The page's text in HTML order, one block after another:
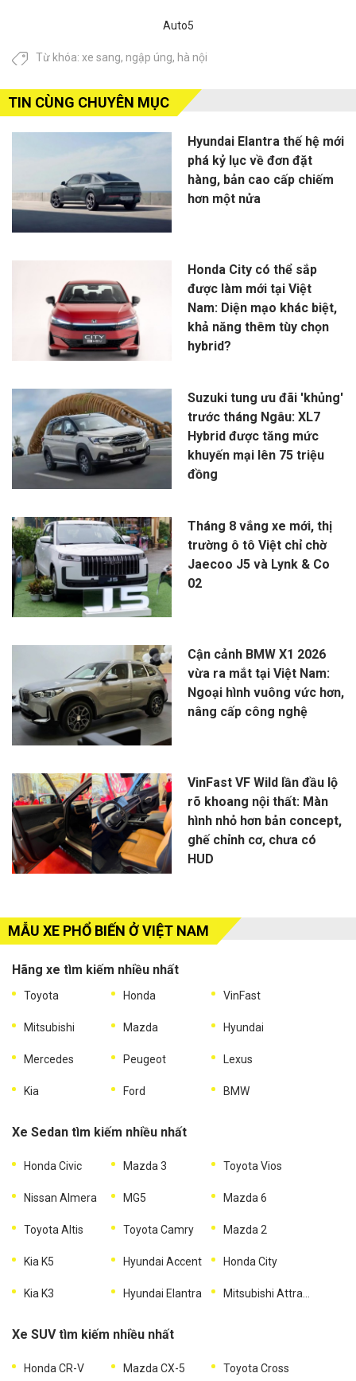
Auto5
Từ khóa: xe sang, ngập úng, hà nội
TIN CÙNG CHUYÊN MỤC
Hyundai Elantra thế hệ mới
phá kỷ lục về đơn đặt
hàng, bản cao cấp chiếm
hơn một nửa
Honda City có thể sắp
được làm mới tại Việt
Nam: Diện mạo khác biệt,
khả năng thêm tùy chọn
hybrid?
Suzuki tung ưu đãi 'khủng'
trước tháng Ngâu: XL7
Hybrid được tăng mức
khuyến mại lên 75 triệu
đồng
Tháng 8 vắng xe mới, thị
trường ô tô Việt chỉ chờ
Jaecoo J5 và Lynk & Co
02
Cận cảnh BMW X1 2026
vừa ra mắt tại Việt Nam:
Ngoại hình vuông vức hơn,
nâng cấp công nghệ
VinFast VF Wild lần đầu lộ
rõ khoang nội thất: Màn
hình nhỏ hơn bản concept,
ghế chỉnh cơ, chưa có
HUD
MẪU XE PHỔ BIẾN Ở VIỆT NAM
Hãng xe tìm kiếm nhiều nhất
Toyota Honda VinFast
Mitsubishi Mazda Hyundai
Mercedes Peugeot Lexus
Kia Ford BMW
Xe Sedan tìm kiếm nhiều nhất
Honda Civic Mazda 3 Toyota Vios
Nissan Almera MG5 Mazda 6
Toyota Altis Toyota Camry Mazda 2
Kia K5 Hyundai Accent Honda City
Kia K3 Hyundai Elantra
Xe SUV tìm kiếm nhiều nhất
Honda CR-V Mazda CX-5 Toyota Cross